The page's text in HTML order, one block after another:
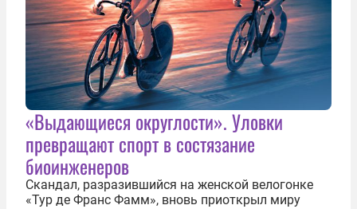
«Выдающиеся округлости». Уловки
превращают спорт в состязание
биоинженеров
Скандал, разразившийся на женской велогонке
«Тур де Франс Фамм», вновь приоткрыл миру